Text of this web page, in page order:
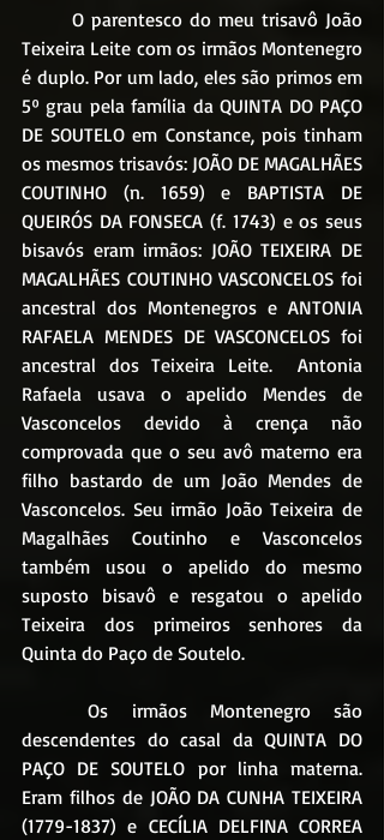
Teixeira Leite com os irmãos Montenegro
é duplo. Por um lado, eles são primos em
5º grau pela família da QUINTA DO PAÇO
DE SOUTELO em Constance, pois tinham
os mesmos trisavós: JOÃO DE MAGALHÃES
COUTINHO (n. 1659) e BAPTISTA DE
QUEIRÓS DA FONSECA (f. 1743) e os seus
bisavós eram irmãos: JOÃO TEIXEIRA DE
MAGALHÃES COUTINHO VASCONCELOS foi
ancestral dos Montenegros e ANTONIA
RAFAELA MENDES DE VASCONCELOS foi
ancestral dos Teixeira Leite.  Antonia
Rafaela usava o apelido Mendes de
Vasconcelos devido à crença não
comprovada que o seu avô materno era
filho bastardo de um João Mendes de
Vasconcelos. Seu irmão João Teixeira de
Magalhães Coutinho e Vasconcelos
também usou o apelido do mesmo
suposto bisavô e resgatou o apelido
Teixeira dos primeiros senhores da
Quinta do Paço de Soutelo.
	Os irmãos Montenegro são
descendentes do casal da QUINTA DO
PAÇO DE SOUTELO por linha materna.
Eram filhos de JOÃO DA CUNHA TEIXEIRA
(1779-1837) e CECÍLIA DELFINA CORREA